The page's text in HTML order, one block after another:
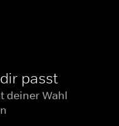
passt
deiner Wahl